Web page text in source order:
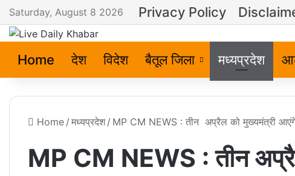
Saturday, August 8 2026 Privacy Policy
Home देश विदेश बैतूल जिला मध्यप्रदेश
Home / मध्यप्रदेश / MP CM NEWS : तीन अप्रैल को मुख्यमंत्री आएंगे
MP CM NEWS : तीन